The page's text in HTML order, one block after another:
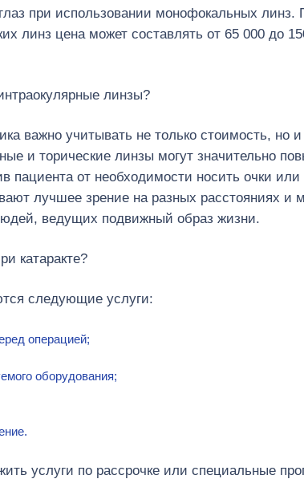
при использовании монофокальных линз.
линз цена может составлять от 65 000 до
линзы?
важно учитывать не только стоимость, но и
и торические линзы могут значительно
пациента от необходимости носить очки или
лучшее зрение на разных расстояниях и
ведущих подвижный образ жизни.
катаракте?
следующие услуги:
операцией;
оборудования;
услуги по рассрочке или специальные